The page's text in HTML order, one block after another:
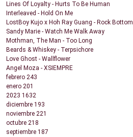
Lines Of Loyalty - Hurts To Be Human
Interleaved - Hold On Me
LostBoy Kujo x Hoh Ray Guang - Rock Bottom
Sandy Marie - Watch Me Walk Away
Mothman, The Man - Too Long
Beards & Whiskey - Terpsichore
Love Ghost - Wallflower
Angel Moza - XSIEMPRE
febrero 243
enero 201
2023 1632
diciembre 193
noviembre 221
octubre 218
septiembre 187